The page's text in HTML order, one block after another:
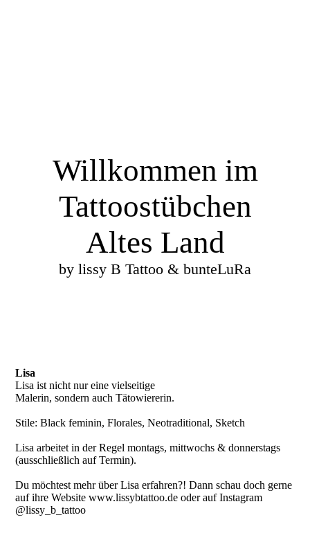
Willkommen im
Tattoostübchen
Altes Land
by lissy B Tattoo & bunteLuRa
Lisa
Lisa ist nicht nur eine vielseitige
Malerin, sondern auch Tätowiererin.
Stile: Black feminin, Florales, Neotraditional, Sketch
Lisa arbeitet in der Regel montags, mittwochs & donnerstags
(ausschließlich auf Termin).
Du möchtest mehr über Lisa erfahren?! Dann schau doch gerne
auf ihre Website www.lissybtattoo.de oder auf Instagram
@lissy_b_tattoo